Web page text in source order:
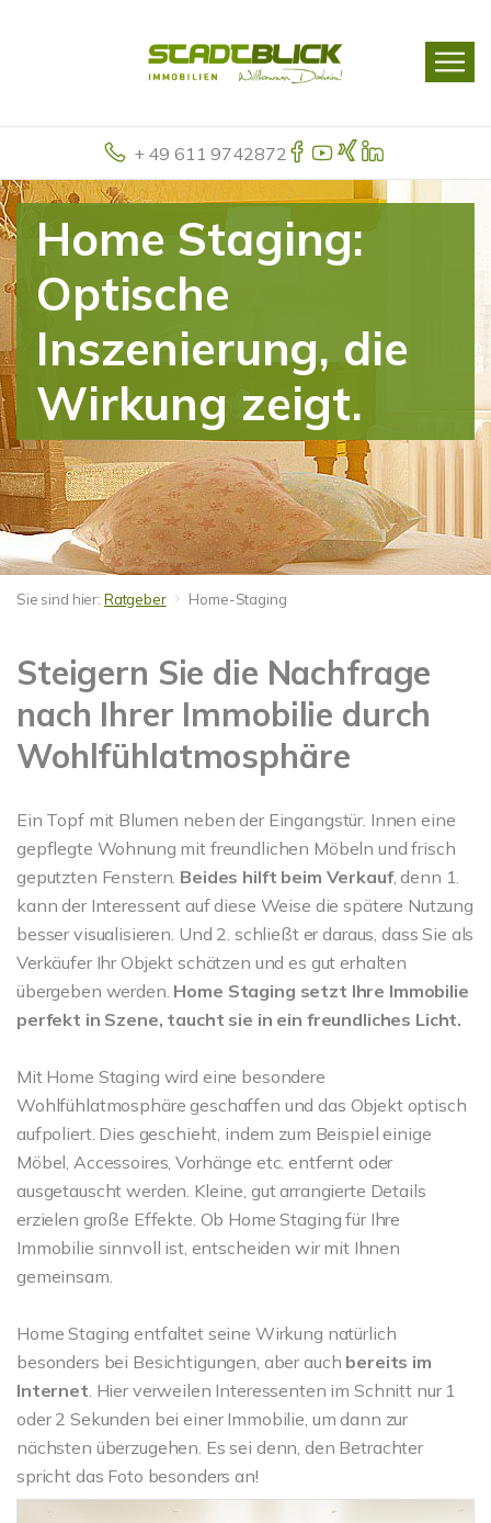
+ 49 611 9742872
Home Staging:
Optische
Inszenierung, die
Wirkung zeigt.
Sie sind hier: Ratgeber Home-Staging
Steigern Sie die Nachfrage
nach Ihrer Immobilie durch
Wohlfühlatmosphäre
Ein Topf mit Blumen neben der Eingangstür. Innen eine
gepflegte Wohnung mit freundlichen Möbeln und frisch
geputzten Fenstern. Beides hilft beim Verkauf, denn 1.
kann der Interessent auf diese Weise die spätere Nutzung
besser visualisieren. Und 2. schließt er daraus, dass Sie als
Verkäufer Ihr Objekt schätzen und es gut erhalten
übergeben werden. Home Staging setzt Ihre Immobilie
perfekt in Szene, taucht sie in ein freundliches Licht.
Mit Home Staging wird eine besondere
Wohlfühlatmosphäre geschaffen und das Objekt optisch
aufpoliert. Dies geschieht, indem zum Beispiel einige
Möbel, Accessoires, Vorhänge etc. entfernt oder
ausgetauscht werden. Kleine, gut arrangierte Details
erzielen große Effekte. Ob Home Staging für Ihre
Immobilie sinnvoll ist, entscheiden wir mit Ihnen
gemeinsam.
Home Staging entfaltet seine Wirkung natürlich
besonders bei Besichtigungen, aber auch bereits im
Internet. Hier verweilen Interessenten im Schnitt nur 1
oder 2 Sekunden bei einer Immobilie, um dann zur
nächsten überzugehen. Es sei denn, den Betrachter
spricht das Foto besonders an!